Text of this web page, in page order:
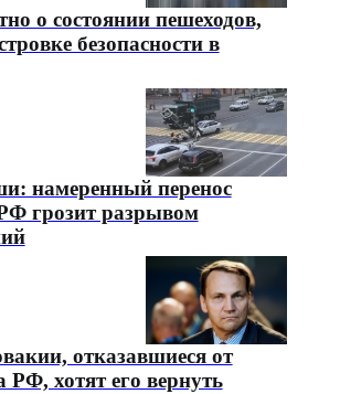
о состоянии пешеходов,
безопасности в
намеренный перенос
грозит разрывом
отказавшиеся от
РФ, хотят его вернуть